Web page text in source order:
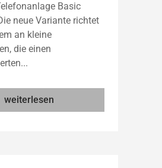
Basic
neue Variante richtet
an kleine
die einen
weiterlesen